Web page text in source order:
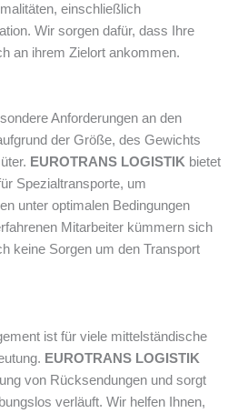
einschließlich
Wir sorgen dafür, dass Ihre
an ihrem Zielort ankommen.
Anforderungen an den
der Größe, des Gewichts
EUROTRANS LOGISTIK bietet
Spezialtransporte, um
unter optimalen Bedingungen
Mitarbeiter kümmern sich
keine Sorgen um den Transport
ist für viele mittelständische
EUROTRANS LOGISTIK
von Rücksendungen und sorgt
verläuft. Wir helfen Ihnen,